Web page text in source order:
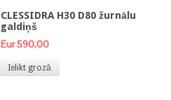
CLESSIDRA H30 D80 žurnālu
galdiņš
Eur 590,00
Ielikt grozā